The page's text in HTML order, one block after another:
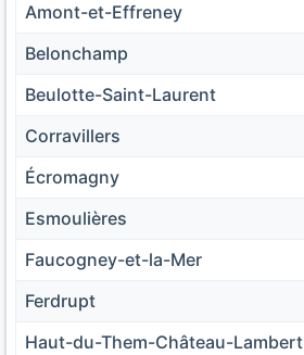
Amont-et-Effreney
Belonchamp
Beulotte-Saint-Laurent
Corravillers
Écromagny
Esmoulières
Faucogney-et-la-Mer
Ferdrupt
Haut-du-Them-Château-Lambert